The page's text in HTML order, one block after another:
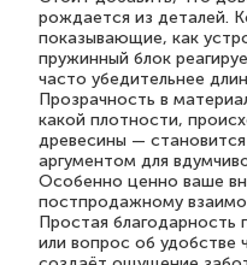
рождается из деталей.
показывающие, как
пружинный блок
часто убедительнее
Прозрачность в
какой плотности,
древесины —
аргументом для
Особенно ценно ваше
постпродажному
Простая благодарность
или вопрос об удобстве